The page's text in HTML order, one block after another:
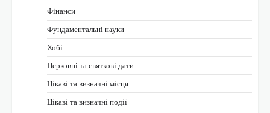
Фінанси
Фундаментальні науки
Хобі
Церковні та святкові дати
Цікаві та визначні місця
Цікаві та визначні події